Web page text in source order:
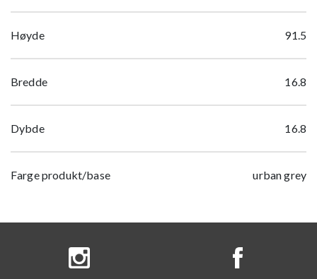
Høyde 91.5
Bredde 16.8
Dybde 16.8
Farge produkt/base urban grey